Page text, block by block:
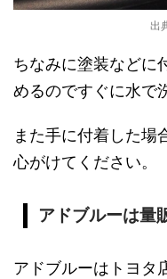
出
ちなみに塗装などに
めるのですぐに水で
また手に付着した場
心がけてください。
アドブルーは量
アドブルーはトヨタ